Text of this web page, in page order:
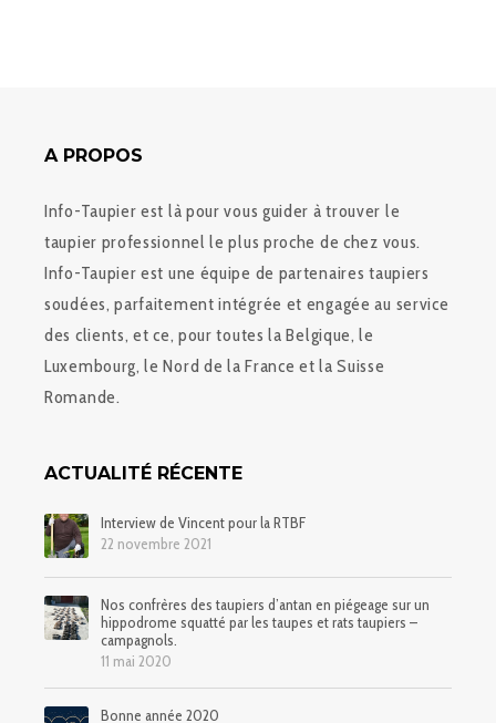
A PROPOS
Info-Taupier est là pour vous guider à trouver le
taupier professionnel le plus proche de chez vous.
Info-Taupier est une équipe de partenaires taupiers
soudées, parfaitement intégrée et engagée au service
des clients, et ce, pour toutes la Belgique, le
Luxembourg, le Nord de la France et la Suisse
Romande.
ACTUALITÉ RÉCENTE
Interview de Vincent pour la RTBF
22 novembre 2021
Nos confrères des taupiers d’antan en piégeage sur un
hippodrome squatté par les taupes et rats taupiers –
campagnols.
11 mai 2020
Bonne année 2020